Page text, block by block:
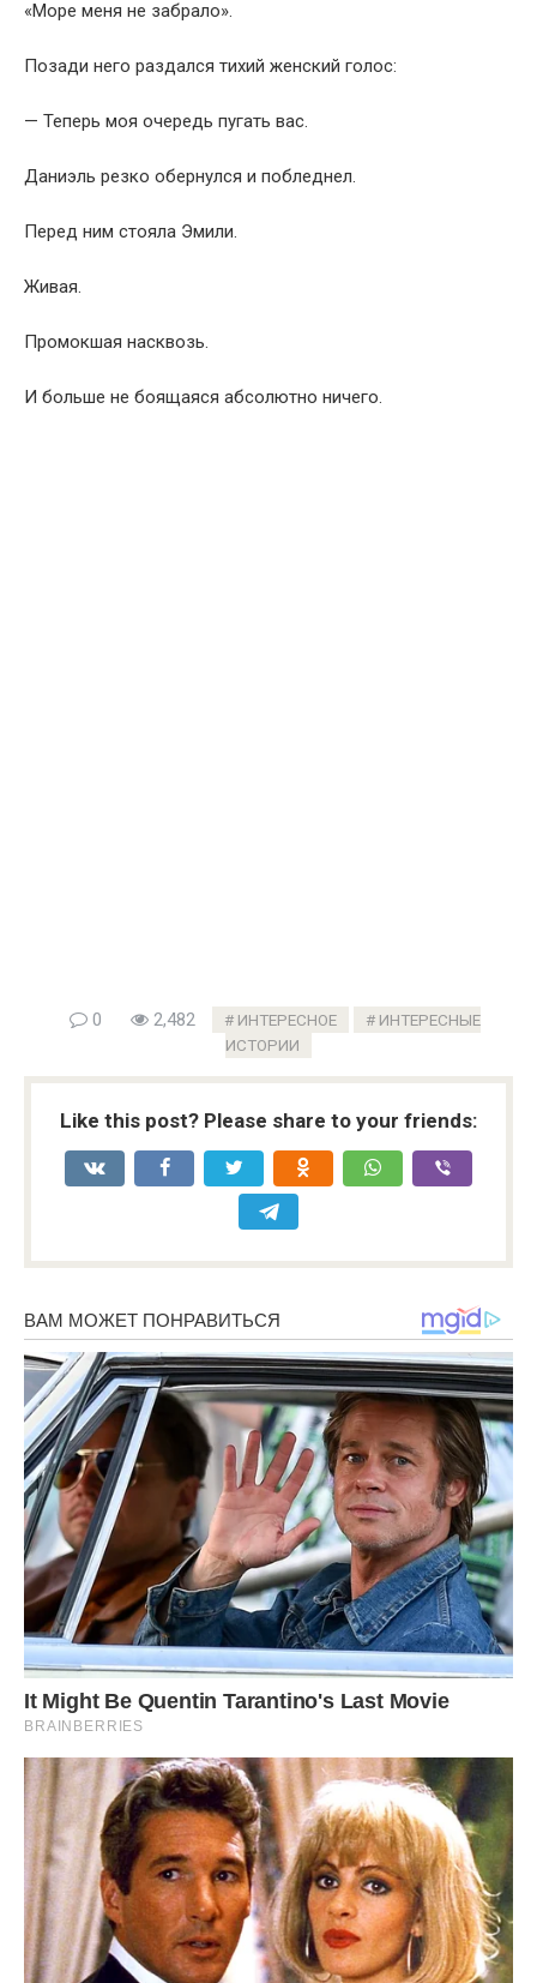
«Море меня не забрало».
Позади него раздался тихий женский голос:
— Теперь моя очередь пугать вас.
Даниэль резко обернулся и побледнел.
Перед ним стояла Эмили.
Живая.
Промокшая насквозь.
И больше не боящаяся абсолютно ничего.
0 2,482 ИНТЕРЕСНОЕ
ИНТЕРЕСНЫЕ
ИСТОРИИ
Like this post? Please share to your friends: